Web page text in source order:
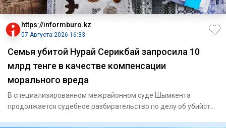
https://informburo.kz
07 Августа 2026 16:33
Семья убитой Нурай Серикбай запросила 10
млрд тенге в качестве компенсации
морального вреда
В специализированном межрайонном суде Шымкента
продолжается судебное разбирательство по делу об убийстве